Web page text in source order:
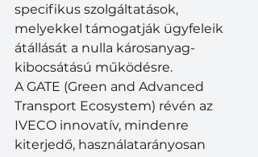
specifikus szolgáltatások,
melyekkel támogatják ügyfeleik
átállását a nulla károsanyag-
kibocsátású működésre.
A GATE (Green and Advanced
Transport Ecosystem) révén az
IVECO innovatív, mindenre
kiterjedő, használatarányosan